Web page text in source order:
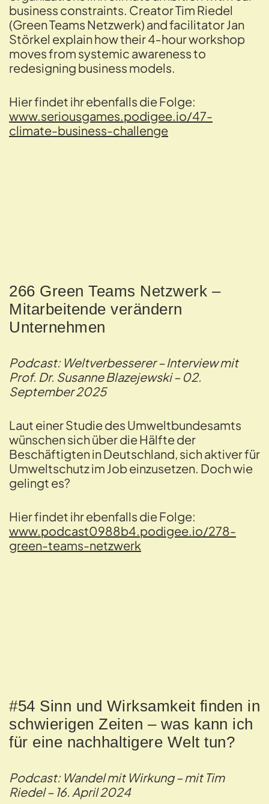
business constraints. Creator Tim Riedel
(Green Teams Netzwerk) and facilitator Jan
Störkel explain how their 4‑hour workshop
moves from systemic awareness to
redesigning business models.
Hier findet ihr ebenfalls die Folge:
www.seriousgames.podigee.io/47-
climate-business-challenge
266 Green Teams Netzwerk –
Mitarbeitende verändern
Unternehmen
Podcast: Weltverbesserer – Interview mit
Prof. Dr. Susanne Blazejewski – 02.
September 2025
Laut einer Studie des Umweltbundesamts
wünschen sich über die Hälfte der
Beschäftigten in Deutschland, sich aktiver für
Umweltschutz im Job einzusetzen. Doch wie
gelingt es?
Hier findet ihr ebenfalls die Folge:
www.podcast0988b4.podigee.io/278-
green-teams-netzwerk
#54 Sinn und Wirksamkeit finden in
schwierigen Zeiten – was kann ich
für eine nachhaltigere Welt tun?
Podcast: Wandel mit Wirkung – mit Tim
Riedel – 16. April 2024